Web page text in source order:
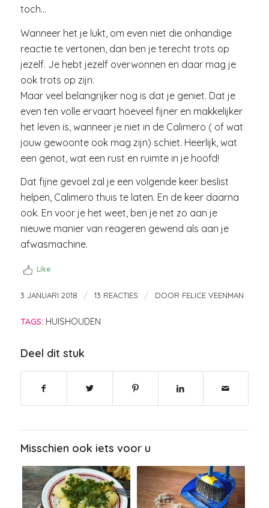
toch…
Wanneer het je lukt, om even niet die onhandige
reactie te vertonen, dan ben je terecht trots op
jezelf. Je hebt jezelf overwonnen en daar mag je
ook trots op zijn.
Maar veel belangrijker nog is dat je geniet. Dat je
even ten volle ervaart hoeveel fijner en makkelijker
het leven is, wanneer je niet in de Calimero ( of wat
jouw gewoonte ook mag zijn) schiet. Heerlijk, wat
een genot, wat een rust en ruimte in je hoofd!
Dat fijne gevoel zal je een volgende keer beslist
helpen, Calimero thuis te laten. En de keer daarna
ook. En voor je het weet, ben je net zo aan je
nieuwe manier van reageren gewend als aan je
afwasmachine.
Like
3 JANUARI 2018 / 13 REACTIES / DOOR FELICE VEENMAN
TAGS: HUISHOUDEN
Deel dit stuk
Misschien ook iets voor u